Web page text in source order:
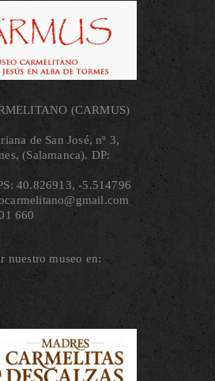
(CARMUS)
de San José, nº 3,
(Salamanca). DP:
40.826913, ‐5.514796
660
nuestro museo en: